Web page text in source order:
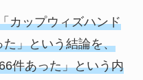
カップウィズハンド
」という結論を、
件あった」という内